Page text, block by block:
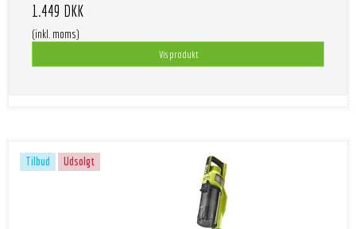
1.449 DKK
(inkl. moms)
Vis produkt
Tilbud Udsolgt